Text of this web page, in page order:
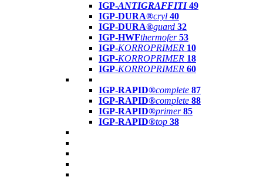
IGP-ANTIGRAFFITI49
IGP-DURA®cryl 40
IGP-DURA®guard 32
IGP-HWFthermofer 53
IGP-KORROPRIMER 10
IGP-KORROPRIMER 18
IGP-KORROPRIMER 60
IGP-RAPID®complete 87
IGP-RAPID®complete 88
IGP-RAPID®primer 85
IGP-RAPID®top 38